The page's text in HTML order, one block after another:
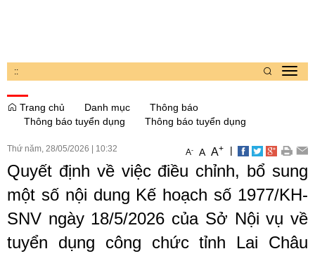
::
Trang chủ
Danh mục
Thông báo
Thông báo tuyển dụng
Thông báo tuyển dụng
Thứ năm, 28/05/2026 10:32 A- A A+ |
Quyết định về việc điều chỉnh, bổ sung
một số nội dung Kế hoạch số 1977/KH-
SNV ngày 18/5/2026 của Sở Nội vụ về
tuyển dụng công chức tỉnh Lai Châu